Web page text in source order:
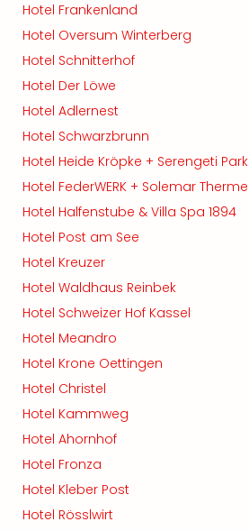
Hotel Frankenland
Hotel Oversum Winterberg
Hotel Schnitterhof
Hotel Der Löwe
Hotel Adlernest
Hotel Schwarzbrunn
Hotel Heide Kröpke + Serengeti Park
Hotel FederWERK + Solemar Therme
Hotel Halfenstube & Villa Spa 1894
Hotel Post am See
Hotel Kreuzer
Hotel Waldhaus Reinbek
Hotel Schweizer Hof Kassel
Hotel Meandro
Hotel Krone Oettingen
Hotel Christel
Hotel Kammweg
Hotel Ahornhof
Hotel Fronza
Hotel Kleber Post
Hotel Rösslwirt